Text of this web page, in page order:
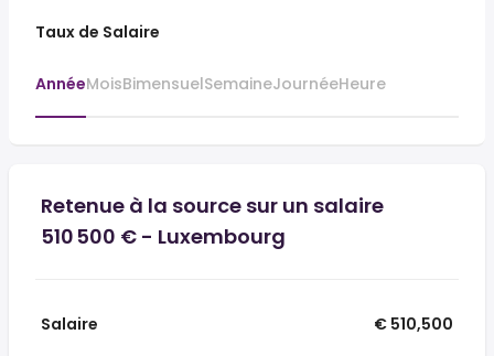
Taux de Salaire
AnnéeMoisBimensuelSemaineJournéeHeure
Retenue à la source sur un salaire
510 500 € - Luxembourg
Salaire
€ 510,500